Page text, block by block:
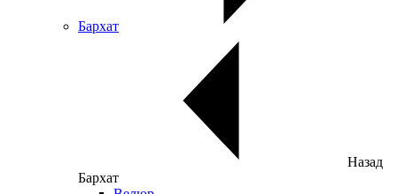
Бархат
Назад
Бархат